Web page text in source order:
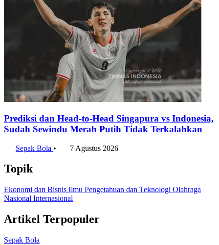
Bagikan artikel ini:
WhatsApp
Twitter / X Facebook
Telegram
Konten Terkait
Susunan Pemain Indonesia vs Singapura di ASEAN
Championship 2026, Formasi 3-5-2 dan nama
Nadeo-Amat Diganti Cahya-Wahyu